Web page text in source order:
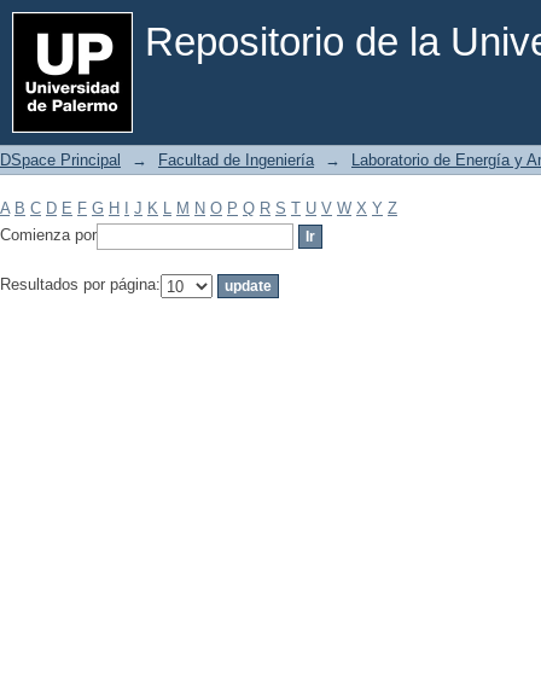
Repositorio de la
Filtrar por: Materia
DSpace Principal → Facultad de Ingeniería → Laboratorio de Energía y
A B C D E F G H J K L M N O P Q R S T U V W X Y Z
Comienza por
Resultados por página: